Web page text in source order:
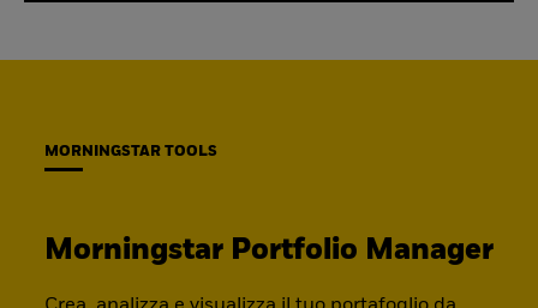
MORNINGSTAR TOOLS
Morningstar Portfolio Manager